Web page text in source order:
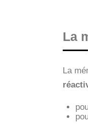
La
La